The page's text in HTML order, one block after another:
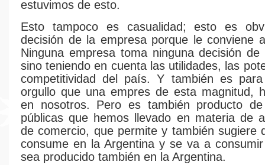
estuvimos de esto.
Esto tampoco es casualidad; esto es
decisión de la empresa porque le conviene
Ninguna empresa toma ninguna decisión de
sino teniendo en cuenta las utilidades, las
competitividad del país. Y también es
orgullo que una empres de esta magnitud,
en nosotros. Pero es también producto
públicas que hemos llevado en materia de
de comercio, que permite y también sugiere
consume en la Argentina y se va a
sea producido también en la Argentina.